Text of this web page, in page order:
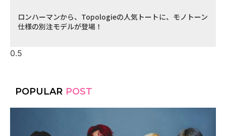
ロンハーマンから、Topologieの人気トートに、モノトーン
仕様の別注モデルが登場！
POPULAR POST